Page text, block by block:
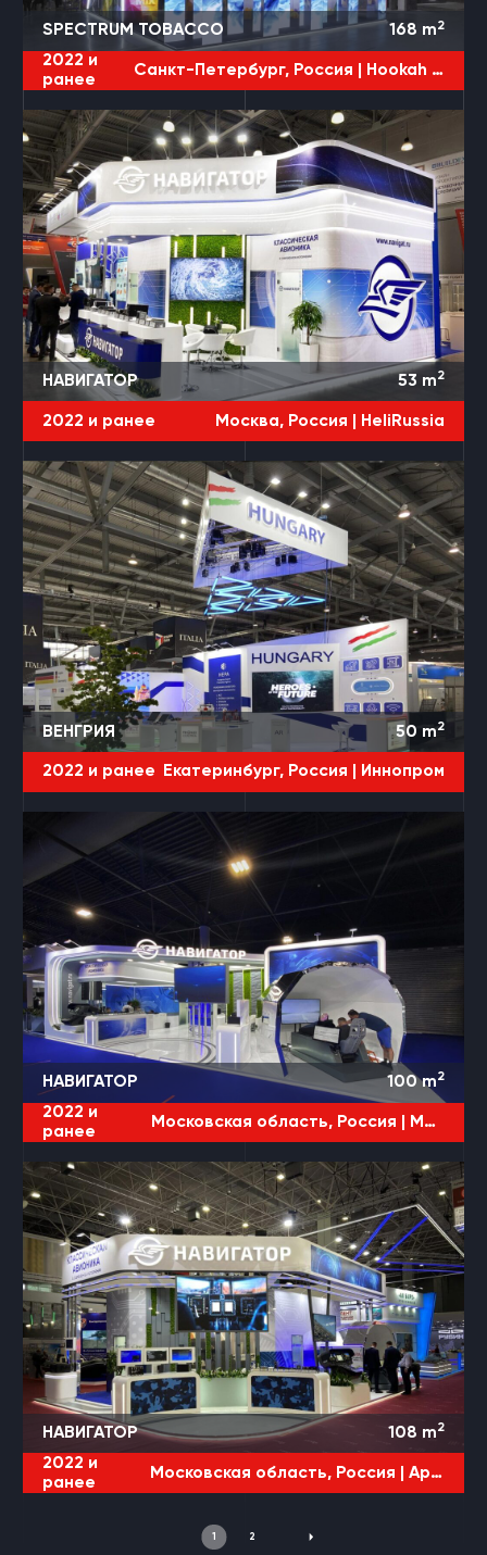
SPECTRUM TOBACCO 168 m2
2022 и
ранее
Санкт-Петербург, Россия | Hookah Club Show
НАВИГАТОР 53 m2
2022 и ранее Москва, Россия | HeliRussia
ВЕНГРИЯ 50 m2
2022 и ранее Екатеринбург, Россия | Иннопром
НАВИГАТОР 100m2
2022 и
ранее
Московская область, Россия | МАКС
НАВИГАТОР 108 m2
2022 и
ранее
Московская область, Россия | Армия
1 2